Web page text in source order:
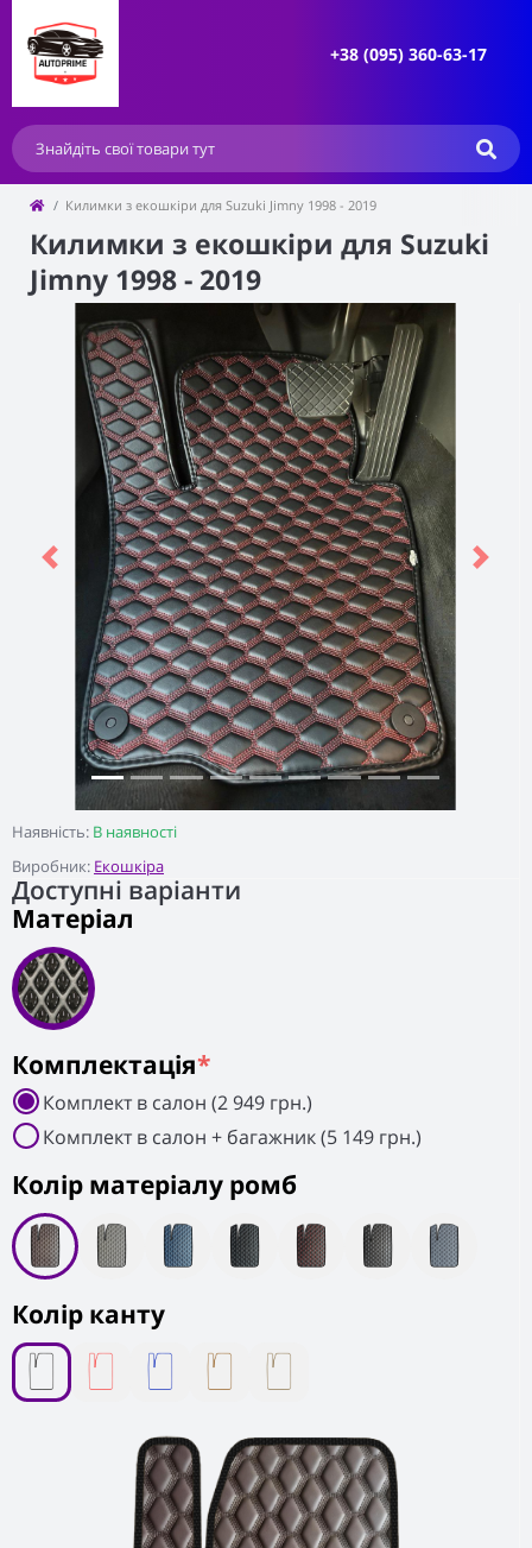
+38 (095) 360-63-17
Килимки з екошкіри для Suzuki Jimny 1998 - 2019
Килимки з екошкіри для Suzuki
Jimny 1998 - 2019
Наявність: В наявності
Виробник: Екошкіра
Previous Next
Доступні варіанти
Матеріал
Колiр матеріалу ромб
Колір канту
Комплектація*
Комплект в салон (2 949 грн.)
Комплект в салон + багажник (5 149 грн.)